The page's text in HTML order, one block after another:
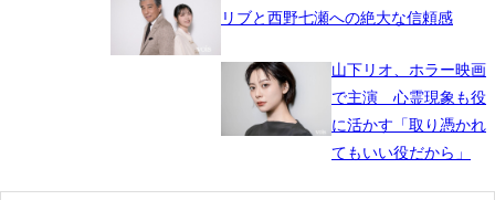
リブと西野七瀬への絶大な信頼感
山下リオ、ホラー映画
で主演 心霊現象も役
に活かす「取り憑かれ
てもいい役だから」